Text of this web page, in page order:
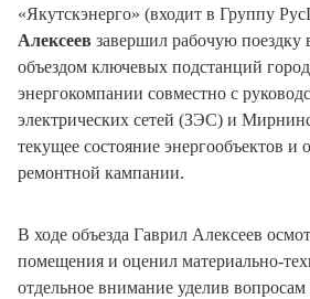
«Якутскэнерго» (входит в Группу
Алексеев завершил рабочую
объездом ключевых подстанций
энергокомпании совместно с
электрических сетей (ЗЭС) и
текущее состояние энергообъектов и
ремонтной кампании.
В ходе объезда Гаврил Алексеев
помещения и оценил материально-
отдельное внимание уделив